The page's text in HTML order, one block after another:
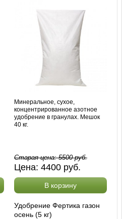
Минеральное, сухое,
концентрированное азотное
удобрение в гранулах. Мешок
40 кг.
Старая цена:5500руб.
Цена: 4400 руб.
В корзину
Удобрение Фертика газон
осень (5 кг)